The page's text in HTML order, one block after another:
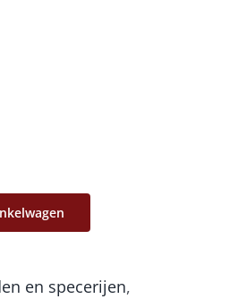
en specerijen,